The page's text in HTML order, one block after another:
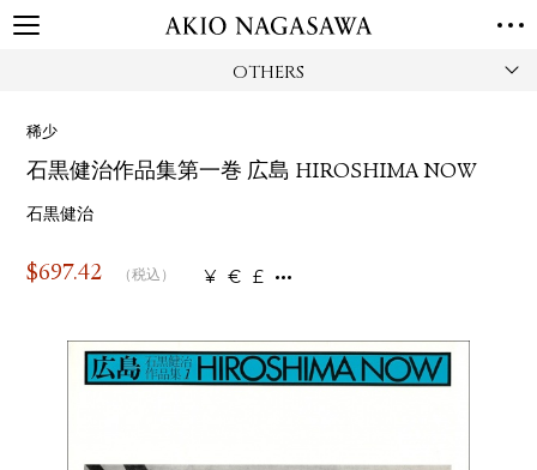
OTHERS
稀少
石黒健治作品集第一巻 広島 HIROSHIMA NOW
石黒健治
$697.42 （税込） ¥ € £
ONLINE
PUBLISHING
ABOUT US LOCATIONS